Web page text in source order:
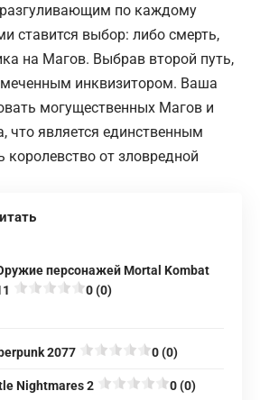
по каждому
ставится выбор: либо смерть,
на Магов. Выбрав второй путь,
инквизитором. Ваша
могущественных Магов и
что является единственным
королевство от зловредной
персонажей Mortal Kombat
0 (0)
2077 0 (0)
Nightmares 2 0 (0)